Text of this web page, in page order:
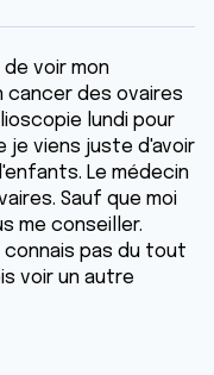
voir mon
cancer des ovaires
lundi pour
je viens juste d'avoir
Le médecin
Sauf que moi
me conseiller.
pas du tout
voir un autre